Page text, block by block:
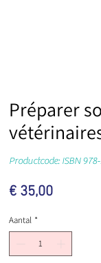
Préparer
€ 35,00Prijs
Aantal *